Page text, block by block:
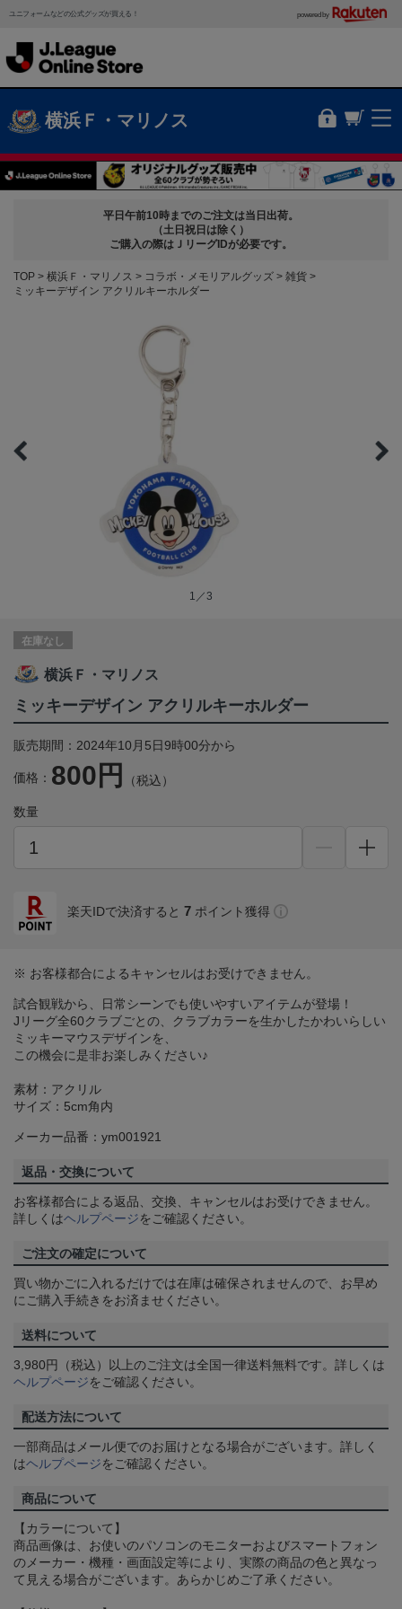
ユニフォームなどの公式グッズが買える！ powered by
横浜Ｆ・マリノス
平日午前10時までのご注文は当日出荷。
（土日祝日は除く）
ご購入の際はＪリーグIDが必要です。
TOP 横浜Ｆ・マリノス コラボ・メモリアルグッズ
雑貨
ミッキーデザイン アクリルキーホルダー
1／3
在庫なし
横浜Ｆ・マリノス
ミッキーデザイン アクリルキーホルダー
販売期間：2024年10月5日9時00分から
価格： 800円 （税込）
数量
楽天IDで決済すると 7 ポイント獲得
※ お客様都合によるキャンセルはお受けできません。
試合観戦から、日常シーンでも使いやすいアイテムが登場！
Jリーグ全60クラブごとの、クラブカラーを生かしたかわいらしい
ミッキーマウスデザインを、
この機会に是非お楽しみください♪
素材：アクリル
サイズ：5cm角内
メーカー品番：ym001921
返品・交換について
お客様都合による返品、交換、キャンセルはお受けできません。
詳しくはヘルプページをご確認ください。
ご注文の確定について
買い物かごに入れるだけでは在庫は確保されませんので、お早め
にご購入手続きをお済ませください。
送料について
3,980円（税込）以上のご注文は全国一律送料無料です。詳しくは
ヘルプページをご確認ください。
配送方法について
一部商品はメール便でのお届けとなる場合がございます。詳しく
はヘルプページをご確認ください。
商品について
【カラーについて】
商品画像は、お使いのパソコンのモニターおよびスマートフォン
のメーカー・機種・画面設定等により、実際の商品の色と異なっ
て見える場合がございます。あらかじめご了承ください。